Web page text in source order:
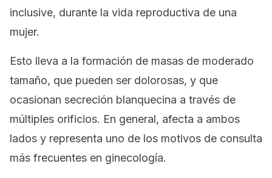
inclusive, durante la vida reproductiva de una
mujer.
Esto lleva a la formación de masas de moderado
tamaño, que pueden ser dolorosas, y que
ocasionan secreción blanquecina a través de
múltiples orificios. En general, afecta a ambos
lados y representa uno de los motivos de consulta
más frecuentes en ginecología.